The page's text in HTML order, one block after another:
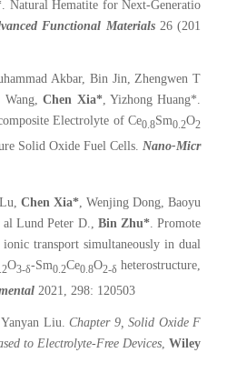
Natural Hematite for Next-Generatio
Functional Materials26 (201
Akbar, Bin Jin, Zhengwen T
Wang,Chen Xia*, Yizhong Huang*.
Electrolyte of Ce0.8Sm0.2O2
Solid Oxide Fuel Cells. Nano-Micr
Chen Xia*, Wenjing Dong, Baoyu
Lund Peter D., Bin Zhu*. Promote
transport simultaneously in dual
O3-δ-Sm0.2Ce0.8O2-δ heterostructure,
2021, 298: 120503
Liu.Chapter 9, Solid Oxide F
to Electrolyte-Free Devices,Wiley